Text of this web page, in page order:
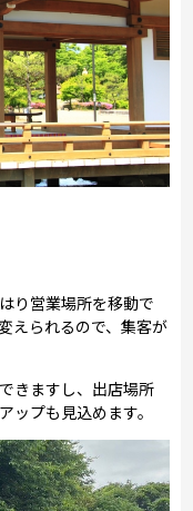
り営業場所を移動で
えられるので、集客が
きますし、出店場所
ップも見込めます。